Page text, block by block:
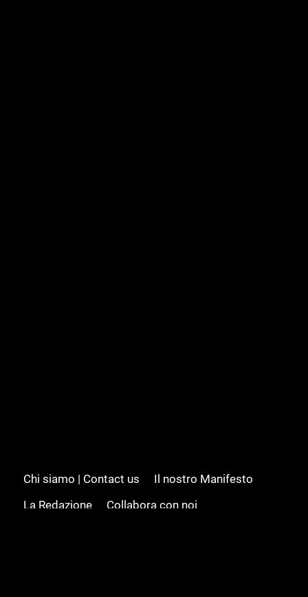
Chi siamo | Contact us
Il nostro Manifesto
La Redazione
Collabora con noi